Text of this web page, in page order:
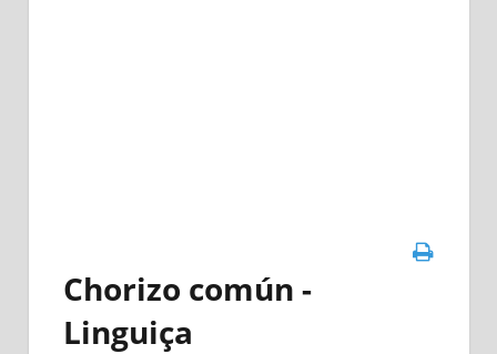
Chorizo común -
Linguiça